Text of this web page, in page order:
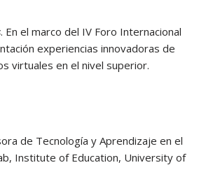
. En el marco del IV Foro Internacional
experiencias innovadoras de
virtuales en el nivel superior.
de Tecnología y Aprendizaje en el
Institute of Education, University of